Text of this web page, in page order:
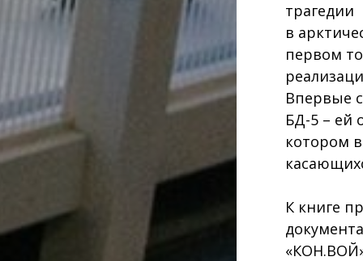
трагедии
в
первом
Впервые
БД-5 – ей
котором
К книге